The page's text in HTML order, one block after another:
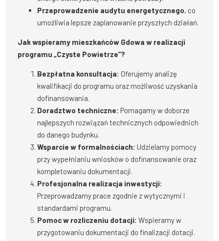
Przeprowadzenie audytu energetycznego, co
umożliwia lepsze zaplanowanie przyszłych działań.
Jak wspieramy mieszkańców Gdowa w realizacji
programu „Czyste Powietrze”?
Bezpłatna konsultacja: Oferujemy analizę
kwalifikacji do programu oraz możliwość uzyskania
dofinansowania.
Doradztwo techniczne: Pomagamy w doborze
najlepszych rozwiązań technicznych odpowiednich
do danego budynku.
Wsparcie w formalnościach: Udzielamy pomocy
przy wypełnianiu wniosków o dofinansowanie oraz
kompletowaniu dokumentacji.
Profesjonalna realizacja inwestycji:
Przeprowadzamy prace zgodnie z wytycznymi i
standardami programu.
Pomoc w rozliczeniu dotacji: Wspieramy w
przygotowaniu dokumentacji do finalizacji dotacji.